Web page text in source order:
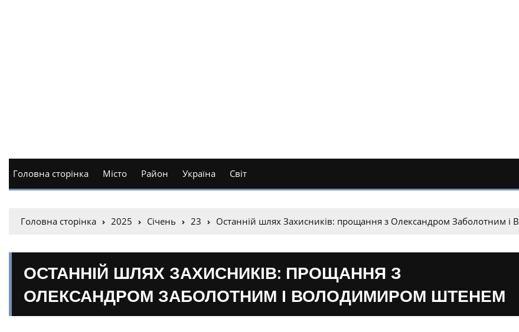
Головна сторінка Місто Район Україна Світ
Головна сторінка 2025 Січень 23 Останній шлях Захисників: прощання з Олександром Заболотним
ОСТАННІЙ ШЛЯХ ЗАХИСНИКІВ: ПРОЩАННЯ З
ОЛЕКСАНДРОМ ЗАБОЛОТНИМ І ВОЛОДИМИРОМ ШТЕНЕМ